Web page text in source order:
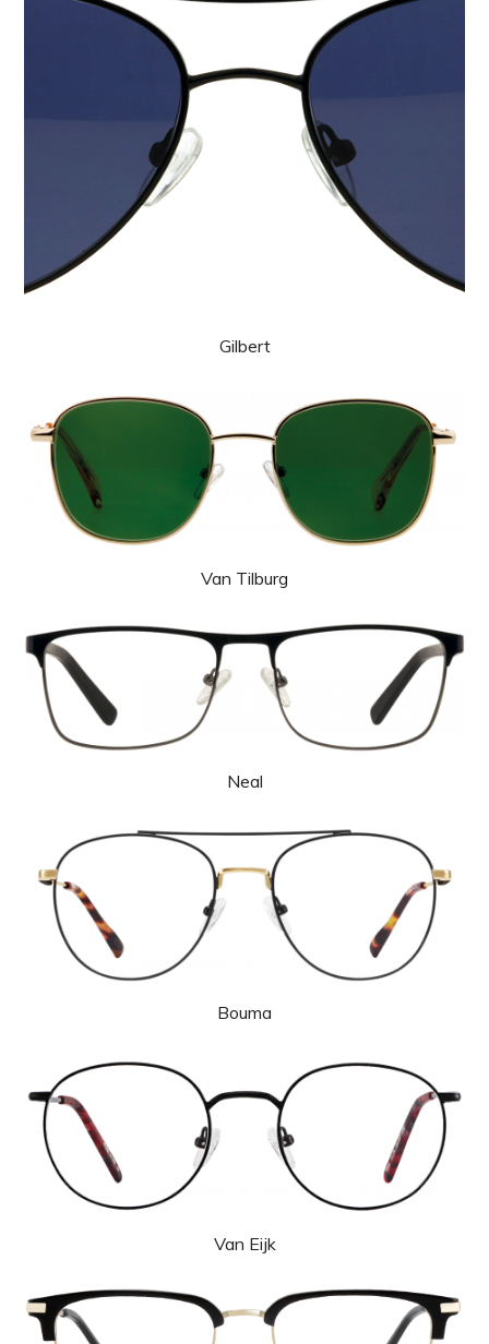
Gilbert
Van Tilburg
Neal
Bouma
Van Eijk